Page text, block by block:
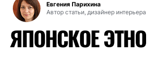
Евгения Парихина
Автор статьи, дизайнер интерьера
ЯПОНСКОЕ ЭТНО